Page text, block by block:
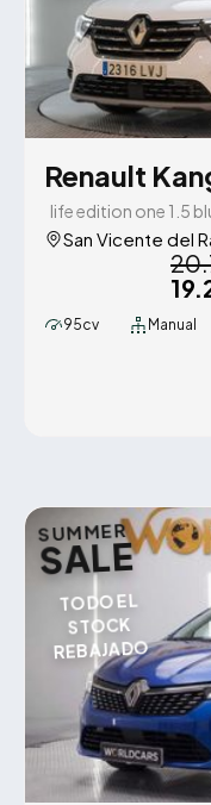
Renault
life edition one 1.5
San Vicente del
95cv Manual
SUMMER
SALE
TODO EL
STOCK
REBAJADO